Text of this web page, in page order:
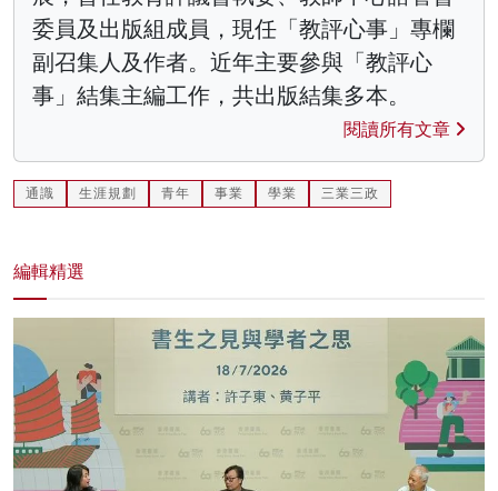
委員及出版組成員，現任「教評心事」專欄
副召集人及作者。近年主要參與「教評心
事」結集主編工作，共出版結集多本。
閱讀所有文章
通識 生涯規劃 青年 事業 學業 三業三政
編輯精選